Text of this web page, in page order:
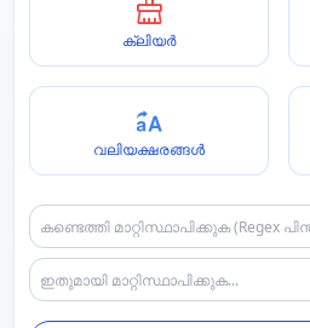
ക്ലിയർ
വലിയക്ഷരങ്ങൾ